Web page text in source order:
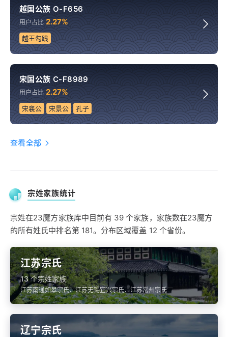
越国公族 O-F656
用户占比 2.27%
越王勾践
宋国公族 C-F8989
用户占比 2.27%
宋襄公 宋景公 孔子
查看全部
宗姓家族统计
宗姓在23魔方家族库中目前有 39 个家族，家族数在23魔方
的所有姓氏中排名第 181。分布区域覆盖 12 个省份。
江苏宗氏
13 个宗姓家族
江苏南通如皋宗氏、江苏无锡宜兴宗氏、江苏常州宗氏
辽宁宗氏